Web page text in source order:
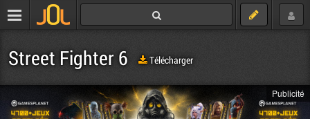
Street Fighter 6 Télécharger
Publicité